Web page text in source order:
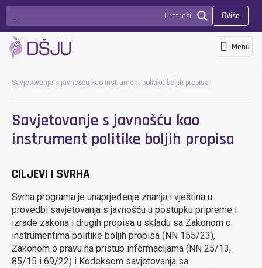
Pretraži Više
Menu
Savjetovanje s javnošću kao instrument politike boljih propisa
Savjetovanje s javnošću kao
instrument politike boljih propisa
CILJEVI I SVRHA
Svrha programa je unaprjeđenje znanja i vještina u
provedbi savjetovanja s javnošću u postupku pripreme i
izrade zakona i drugih propisa u skladu sa Zakonom o
instrumentima politike boljih propisa (NN 155/23),
Zakonom o pravu na pristup informacijama (NN 25/13,
85/15 i 69/22) i Kodeksom savjetovanja sa